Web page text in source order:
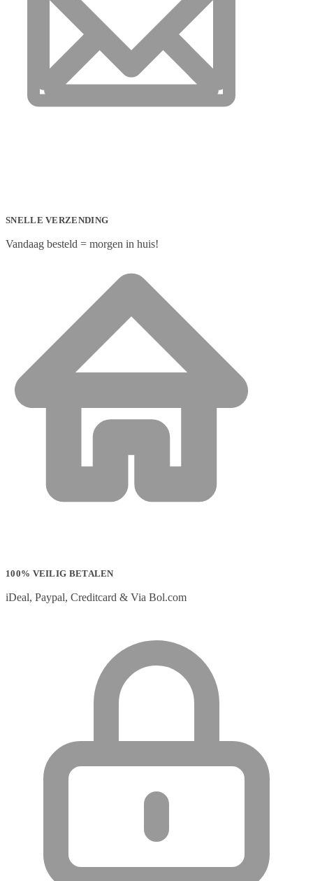
SNELLE VERZENDING
Vandaag besteld = morgen in huis!
100% VEILIG BETALEN
iDeal, Paypal, Creditcard & Via Bol.com